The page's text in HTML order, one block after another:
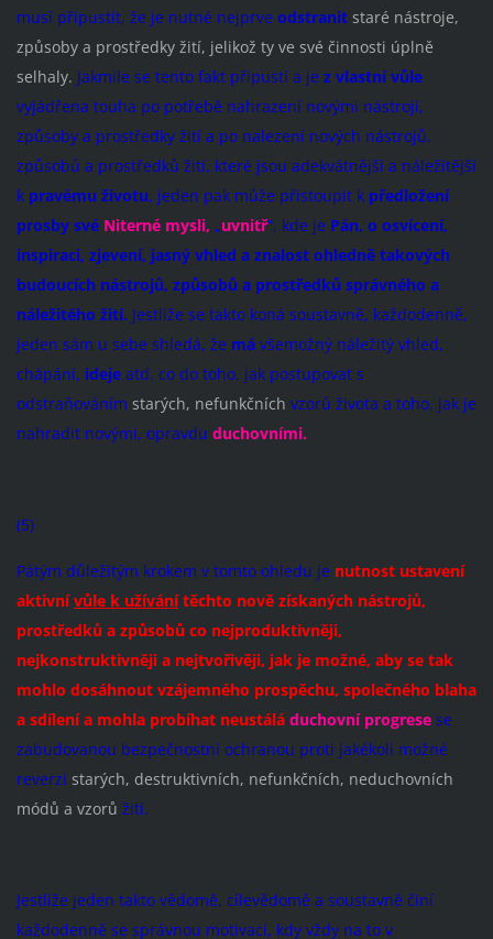
musí připustit, že je nutné nejprve odstranit staré nástroje,
způsoby a prostředky žití, jelikož ty ve své činnosti úplně
selhaly. Jakmile se tento fakt připustí a je z vlastní vůle
vyjádřena touha po potřebě nahrazení novými nástroji,
způsoby a prostředky žití a po nalezení nových nástrojů,
způsobů a prostředků žití, které jsou adekvátnější a náležitější
kpravému životu, jeden pak může přistoupit k předložení
prosby své Niterné mysli, „uvnitř“, kde je Pán, o osvícení,
inspiraci, zjevení, jasný vhled a znalost ohledně takových
budoucích nástrojů, způsobů a prostředků správného a
náležitého žití. Jestliže se takto koná soustavně, každodenně,
jeden sám u sebe shledá, že mávšemožný náležitý vhled,
chápání, idejeatd. co do toho, jak postupovat s
odstraňováním starých, nefunkčních vzorů života a toho, jak je
nahradit novými, opravdu duchovními.
(5)
Pátým důležitým krokem v tomto ohledu je nutnost ustavení
aktivnívůle k užívánítěchto nově získaných nástrojů,
prostředků a způsobů co nejproduktivněji,
nejkonstruktivněji a nejtvořivěji, jak je možné, aby se tak
mohlo dosáhnout vzájemného prospěchu, společného blaha
a sdílení a mohla probíhat neustáláduchovní progrese se
zabudovanou bezpečnostní ochranou proti jakékoli možné
reverzi starých, destruktivních, nefunkčních, neduchovních
módů a vzorů žití.
Jestliže jeden takto vědomě, cílevědomě a soustavně činí
každodenně se správnou motivací, kdy vždy na to v